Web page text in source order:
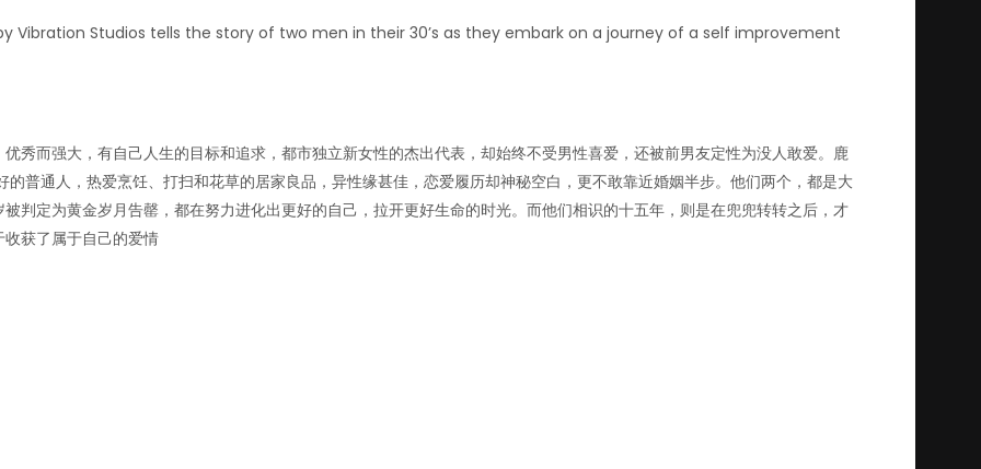
Vibration Studios tells the story of two men in their 30’s as they embark on a journey of a self improvement
秀而强大，有自己人生的目标和追求，都市独立新女性的杰出代表，却始终不受男性喜爱，还被前男友定性为没人敢爱。鹿
的普通人，热爱烹饪、打扫和花草的居家良品，异性缘甚佳，恋爱履历却神秘空白，更不敢靠近婚姻半步。他们两个，都是大
判定为黄金岁月告罄，都在努力进化出更好的自己，拉开更好生命的时光。而他们相识的十五年，则是在兜兜转转之后，才
获了属于自己的爱情